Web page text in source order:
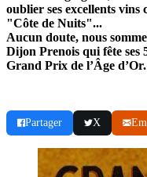
oublier ses excellents
"Côte de Nuits"...
Aucun doute, nous
Dijon Prenois qui fête ses
Grand Prix de l’Âge d’Or.
Partager X